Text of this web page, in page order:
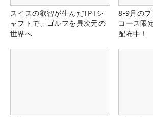
スイスの叡智が生んだTPTシ
ャフトで、ゴルフを異次元の
世界へ
8-9月のプ
コース限
配布中！